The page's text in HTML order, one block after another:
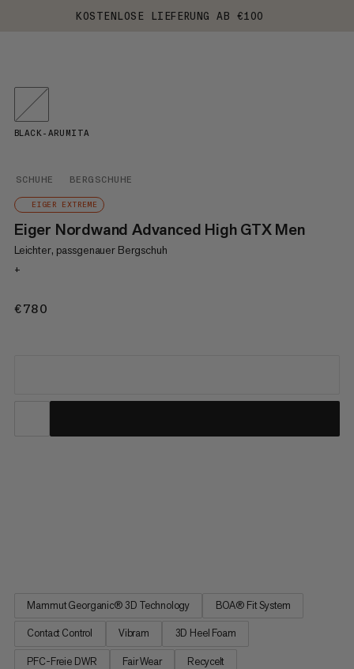
KOSTENLOSE LIEFERUNG AB €100
SCHUHE BERGSCHUHE
EIGER EXTREME
Eiger Nordwand Advanced High GTX Men
Leichter, passgenauer Bergschuh
+
€780
BLACK-ARUMITA
Mammut Georganic® 3D Technology BOA® Fit System
Contact Control Vibram 3D Heel Foam
PFC-Freie DWR Fair Wear Recycelt